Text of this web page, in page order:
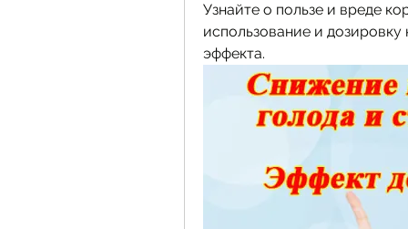
Узнайте о пользе и вреде
использование и
эффекта.